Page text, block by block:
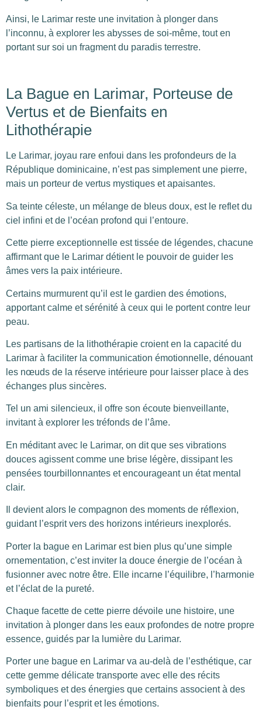
Ainsi, le Larimar reste une invitation à plonger dans
l’inconnu, à explorer les abysses de soi-même, tout en
portant sur soi un fragment du paradis terrestre.
La Bague en Larimar, Porteuse de
Vertus et de Bienfaits en
Lithothérapie
Le Larimar, joyau rare enfoui dans les profondeurs de la
République dominicaine, n’est pas simplement une pierre,
mais un porteur de vertus mystiques et apaisantes.
Sa teinte céleste, un mélange de bleus doux, est le reflet du
ciel infini et de l’océan profond qui l’entoure.
Cette pierre exceptionnelle est tissée de légendes, chacune
affirmant que le Larimar détient le pouvoir de guider les
âmes vers la paix intérieure.
Certains murmurent qu’il est le gardien des émotions,
apportant calme et sérénité à ceux qui le portent contre leur
peau.
Les partisans de la lithothérapie croient en la capacité du
Larimar à faciliter la communication émotionnelle, dénouant
les nœuds de la réserve intérieure pour laisser place à des
échanges plus sincères.
Tel un ami silencieux, il offre son écoute bienveillante,
invitant à explorer les tréfonds de l’âme.
En méditant avec le Larimar, on dit que ses vibrations
douces agissent comme une brise légère, dissipant les
pensées tourbillonnantes et encourageant un état mental
clair.
Il devient alors le compagnon des moments de réflexion,
guidant l’esprit vers des horizons intérieurs inexplorés.
Porter la bague en Larimar est bien plus qu’une simple
ornementation, c’est inviter la douce énergie de l’océan à
fusionner avec notre être. Elle incarne l’équilibre, l’harmonie
et l’éclat de la pureté.
Chaque facette de cette pierre dévoile une histoire, une
invitation à plonger dans les eaux profondes de notre propre
essence, guidés par la lumière du Larimar.
Porter une bague en Larimar va au-delà de l’esthétique, car
cette gemme délicate transporte avec elle des récits
symboliques et des énergies que certains associent à des
bienfaits pour l’esprit et les émotions.